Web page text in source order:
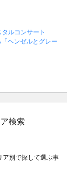
ルコンサート
ヘンゼルとグレー
検索
ア別で探して選ぶ事